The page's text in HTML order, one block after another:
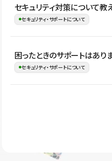
はい。CMSやコンポーネントを
ことで、デザインを崩しにくい
ながらレイアウトに影響を与え
す。
セキュリティ対策について教
セキュリティ・サポートについて
Studioでは、公開サイトやサービ
の暗号化、データ保護、アクセ
はSSL/TLSによる通信暗号化に
困ったときのサポートはあり
セキュリティ・サポートについて
操作方法や機能については、ヘ
ユーザー同士で質問・相談でき